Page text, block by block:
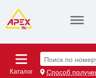
Каталог
Поиск по
Способ